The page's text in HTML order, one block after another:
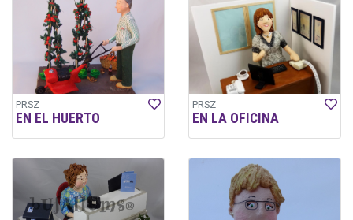
PRSZ
EN EL HUERTO
PRSZ
EN LA OFICINA